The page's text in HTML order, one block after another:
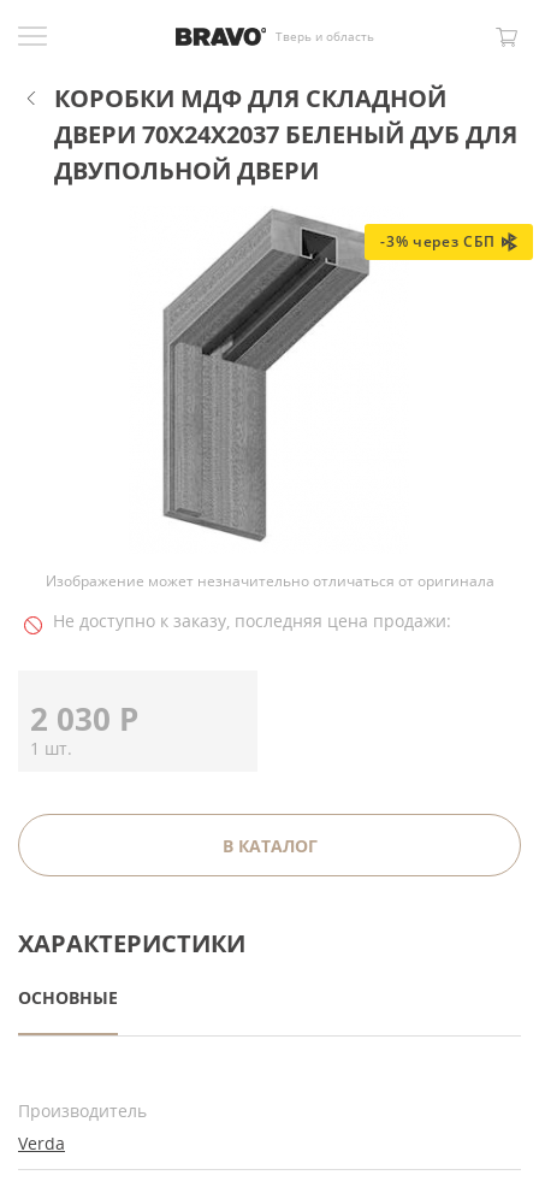
Тверь и область
КОРОБКИ МДФ ДЛЯ СКЛАДНОЙ
ДВЕРИ 70X24X2037 БЕЛЕНЫЙ ДУБ ДЛЯ
ДВУПОЛЬНОЙ ДВЕРИ
-3% через СБП
Изображение может незначительно отличаться от оригинала
Не доступно к заказу, последняя цена продажи:
2 030 Р
1 шт.
В КАТАЛОГ
ХАРАКТЕРИСТИКИ
ОСНОВНЫЕ
Производитель
Verda